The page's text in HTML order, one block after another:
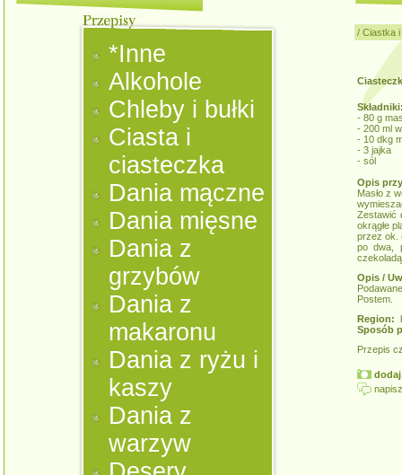
*Inne
Alkohole
Chleby i bułki
Ciasta i
ciasteczka
Dania mączne
Dania mięsne
Dania z
grzybów
Dania z
makaronu
Dania z ryżu i
kaszy
Dania z
warzyw
/ Ciastka
- 80 g
- 200 ml
- 10 dkg
- 3 jajka
- sól
Opis
Masło z
Zestawić
okrągłe
przez ok.
po dwa,
Opis /
Postem.
Region:
Sposób
Przepis